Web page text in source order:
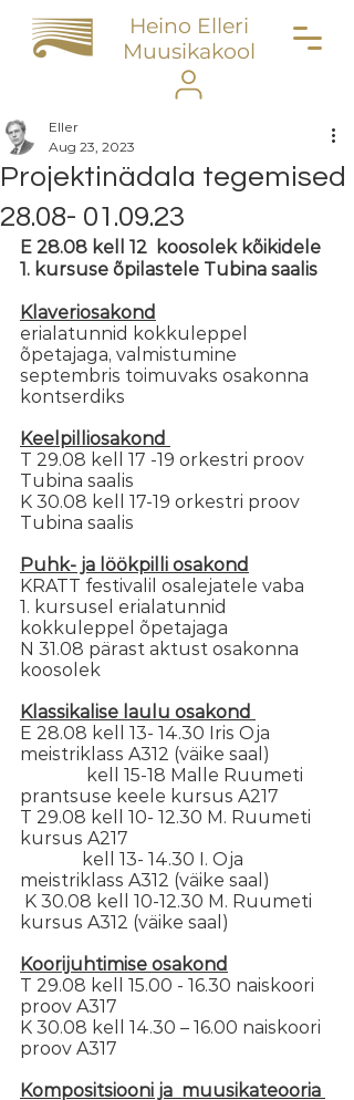
Heino Elleri
Muusikakool
Projektinädala tegemised
28.08- 01.09.23
Eller
Aug 23, 2023
E 28.08 kell 12  koosolek kõikidele
1. kursuse õpilastele Tubina saalis
Klaveriosakond
erialatunnid kokkuleppel
õpetajaga, valmistumine
septembris toimuvaks osakonna
kontserdiks
Keelpilliosakond
T 29.08 kell 17 -19 orkestri proov
Tubina saalis
K 30.08 kell 17-19 orkestri proov
Tubina saalis
Puhk- ja löökpilli osakond
KRATT festivalil osalejatele vaba
1. kursusel erialatunnid
kokkuleppel õpetajaga
N 31.08 pärast aktust osakonna
koosolek
Klassikalise laulu osakond
E 28.08 kell 13- 14.30 Iris Oja
meistriklass A312 (väike saal)
prantsuse keele kursus A217
T 29.08 kell 10- 12.30 M. Ruumeti
kursus A217
meistriklass A312 (väike saal)
kursus A312 (väike saal)
Koorijuhtimise osakond
T 29.08 kell 15.00 - 16.30 naiskoori
proov A317
K 30.08 kell 14.30 – 16.00 naiskoori
proov A317
Kompositsiooni ja  muusikateooria